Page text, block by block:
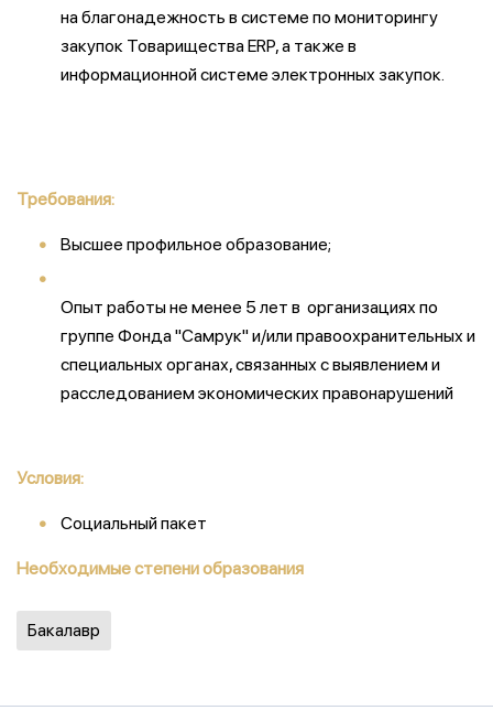
на благонадежность в системе по мониторингу
закупок Товарищества ERP, а также в
информационной системе электронных закупок.
Требования:
Высшее профильное образование;
Опыт работы не менее 5 лет в организациях по
группе Фонда "Самрук" и/или правоохранительных и
специальных органах, связанных с выявлением и
расследованием экономических правонарушений
Условия:
Социальный пакет
Необходимые степени образования
Бакалавр